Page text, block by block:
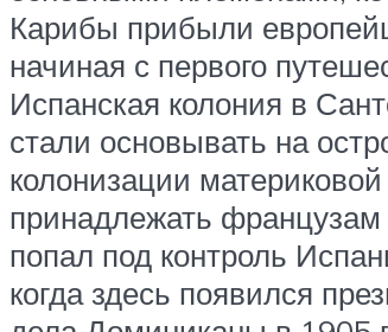
Карибы прибыли
начиная с первого
Испанская колония в
стали основывать на
колонизации
принадлежать французам
попал под контроль
когда здесь появился